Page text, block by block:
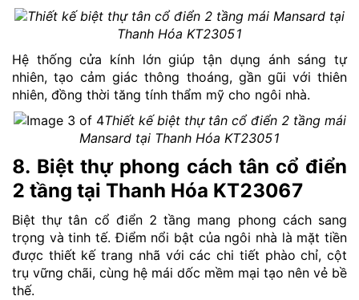
Thiết kế biệt thự tân cổ điển 2 tầng mái Mansard tại
Thanh Hóa KT23051
Hệ thống cửa kính lớn giúp tận dụng ánh sáng tự
nhiên, tạo cảm giác thông thoáng, gần gũi với thiên
nhiên, đồng thời tăng tính thẩm mỹ cho ngôi nhà.
Thiết kế biệt thự tân cổ điển 2 tầng mái
Mansard tại Thanh Hóa KT23051
8. Biệt thự phong cách tân cổ điển
2 tầng tại Thanh Hóa KT23067
Biệt thự tân cổ điển 2 tầng mang phong cách sang
trọng và tinh tế. Điểm nổi bật của ngôi nhà là mặt tiền
được thiết kế trang nhã với các chi tiết phào chỉ, cột
trụ vững chãi, cùng hệ mái dốc mềm mại tạo nên vẻ bề
thế.